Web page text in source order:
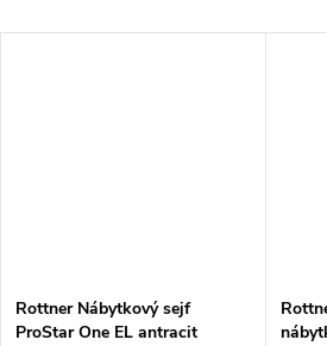
Rottner Nábytkový sejf
ProStar One EL antracit